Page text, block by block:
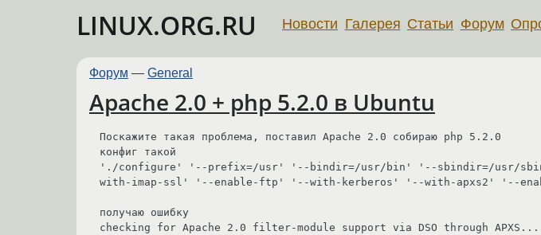
LINUX.ORG.RU Новости Галерея Статьи Форум
Форум — General
Apache 2.0 + php 5.2.0 в Ubuntu
Поскажите такая проблема, поставил Apache 2.0 собираю php 5.2.0
конфиг такой
'./configure' '--prefix=/usr' '--bindir=/usr/bin' '--sbindir=/usr/
with-imap-ssl' '--enable-ftp' '--with-kerberos' '--with-apxs2' '--
получаю ошибку
checking for Apache 2.0 filter-module support via DSO through APXS...